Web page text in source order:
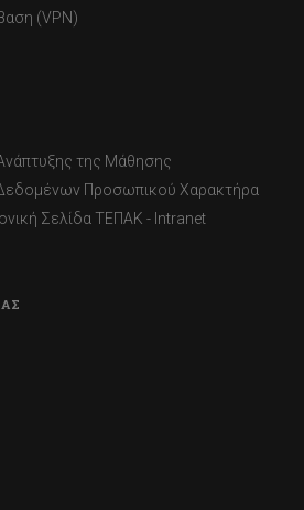
(VPN)
της Μάθησης
Προσωπικού Χαρακτήρα
Σελίδα ΤΕΠΑΚ - Intranet